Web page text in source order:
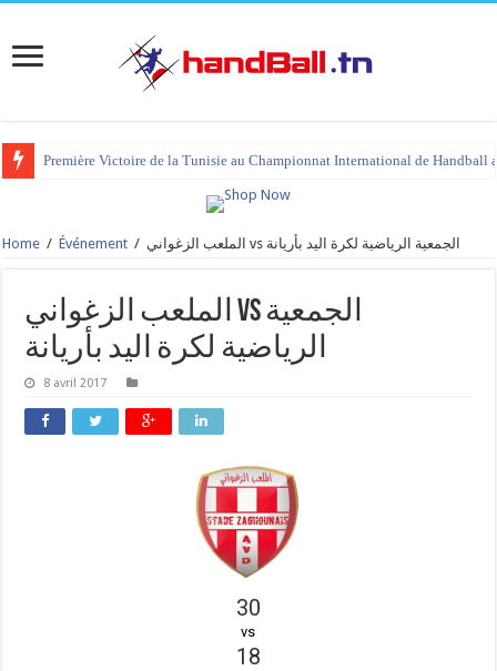
Première Victoire de la Tunisie au Championnat International de Handball
Home / Événement / الملعب الزغواني vs الجمعية الرياضية لكرة اليد بأريانة
الملعب الزغواني vs الجمعية
الرياضية لكرة اليد بأريانة
8 avril 2017
30
vs
18